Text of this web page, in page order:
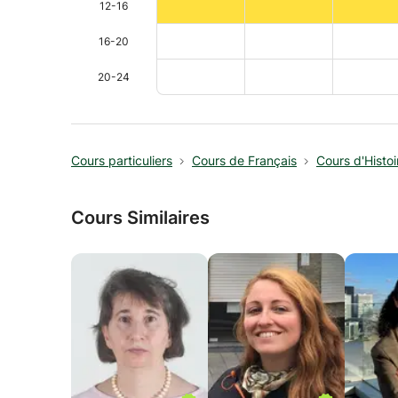
12-16
16-20
20-24
Cours particuliers Cours de Français Cours
Cours Similaires